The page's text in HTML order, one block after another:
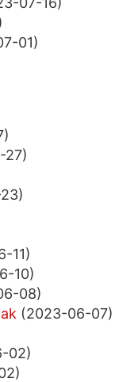
01)
27)
11)
10)
08)
(2023-06-07)
02)